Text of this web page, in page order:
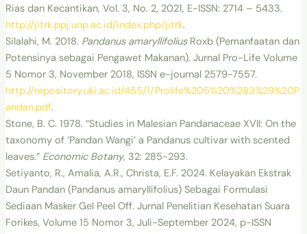
Rias dan Kecantikan, Vol. 3, No. 2, 2021, E-ISSN: 2714 – 5433.
http://jitrk.ppj.unp.ac.id/index.php/jitrk.
Silalahi, M. 2018. Pandanus amaryllifoliusRoxb (Pemanfaatan dan
Potensinya sebagai Pengawet Makanan). Jurnal Pro-Life Volume
5 Nomor 3, November 2018, ISSN e-journal 2579-7557.
http://repository.uki.ac.id/455/1/Prolife%205%20%283%29%20P
andan.pdf.
Stone, B. C. 1978. “Studies in Malesian Pandanaceae XVII: On the
taxonomy of ‘Pandan Wangi’ a Pandanus cultivar with scented
leaves.” Economic Botany, 32: 285-293.
Setiyanto, R., Amalia, A.R., Christa, E.F. 2024. Kelayakan Ekstrak
Daun Pandan (Pandanus amaryllifolius) Sebagai Formulasi
Sediaan Masker Gel Peel Off. Jurnal Penelitian Kesehatan Suara
Forikes, Volume 15 Nomor 3, Juli-September 2024, p-ISSN